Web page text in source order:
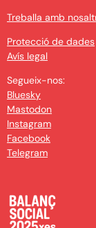
Treballa amb
Protecció de dades
Avís legal
Segueix-nos:
Bluesky
Mastodon
Instagram
Facebook
Telegram